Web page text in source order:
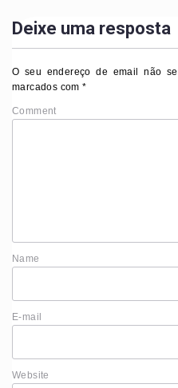
Deixe uma resposta
O seu endereço de email não
marcados com*
Comment
E-
Website